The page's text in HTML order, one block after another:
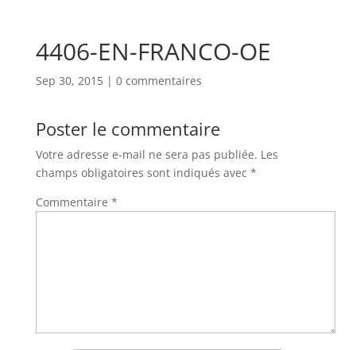
4406-EN-FRANCO-OE
Sep 30, 2015| 0 commentaires
Poster le commentaire
Votre adresse e-mail ne sera pas publiée. Les
champs obligatoires sont indiqués avec *
Commentaire *